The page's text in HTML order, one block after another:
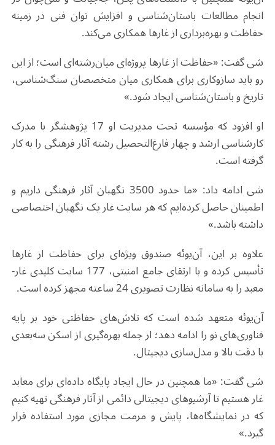
انجام مطالعات باستان‌شناسی و افزایش توان فنی در زمینه
حفاظت و بهره‌برداری از غارها همکاری می‌کند.
شی گفت: «حفاظت از غارها پروژه‌ای میان‌رشته‌ای است؛ از این
رو باید سازوکاری برای همکاری میان متخصصان سنگ‌شناسی،
تاریخ و باستان‌شناسی ایجاد شود.
»
او افزود که مؤسسه تحت مدیریت او 17 پژوهشگر با مدرک
کارشناسی ارشد و چهار فارغ‌التحصیل رشته آثار فرهنگی را به کار
گرفته است.
شی ادامه داد: «ما حدود 3500 نگهبان آثار فرهنگی داریم و
اطمینان حاصل کرده‌ایم که هر سایت غار یک نگهبان اختصاصی
داشته باشد.
»
علاوه بر این، آن‌یوئه صندوق ویژه‌ای برای حفاظت از غارها
تأسیس کرده و با ارتقای جامع امنیتی، 177 سایت کلیدی غار-
معبد را به سامانه نظارت تصویری 24 ساعته مجهز کرده است
.
آن‌یوئه متعهد شده است که تلاش‌های حفاظتی خود بر پایه
فناوری‌های نو را ادامه دهد؛ از جمله بهره‌گیری از اسکن سه‌بعدی
با دقت بالا و مدل‌سازی دیجیتال.
شی گفت: «ما همچنین در حال ایجاد پایگاه داده‌ای برای معابد
غار هستیم تا آرشیوهای دیجیتالی دائمی از آثار فرهنگی تهیه کنیم
که در نمایشگاه‌ها، پایش و مرمت مجازی مورد استفاده قرار
گیرد.»